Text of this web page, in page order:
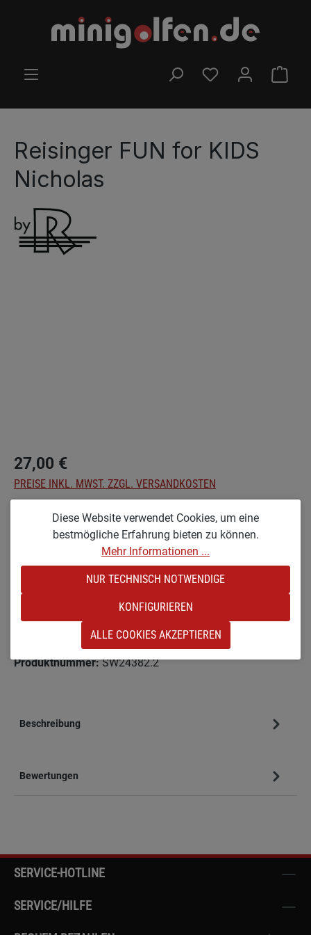
Zum Hauptinhalt springen
DU HAST 0
Reisinger FUN for KIDS
Nicholas
27,00 €
PREISE INKL. MWST. ZZGL. VERSANDKOSTEN
Nicht mehr verfügbar
(DIESE OPTION IST ZURZEIT NICHT VERFÜGBAR.)
KL-BAUMER [STREIFENLACK & KLEIN]
(DIESE OPTION IST ZURZEIT NICHT VERFÜGBAR.)
Zum Merkzettel hinzufügen
Produktnummer:SW24382.2
Beschreibung
Bewertungen
SERVICE-HOTLINE
SERVICE/HILFE
Diese Website verwendet Cookies, um eine
bestmögliche Erfahrung bieten zu können.
Mehr Informationen ...
NUR TECHNISCH NOTWENDIGE
KONFIGURIEREN
ALLE COOKIES AKZEPTIEREN